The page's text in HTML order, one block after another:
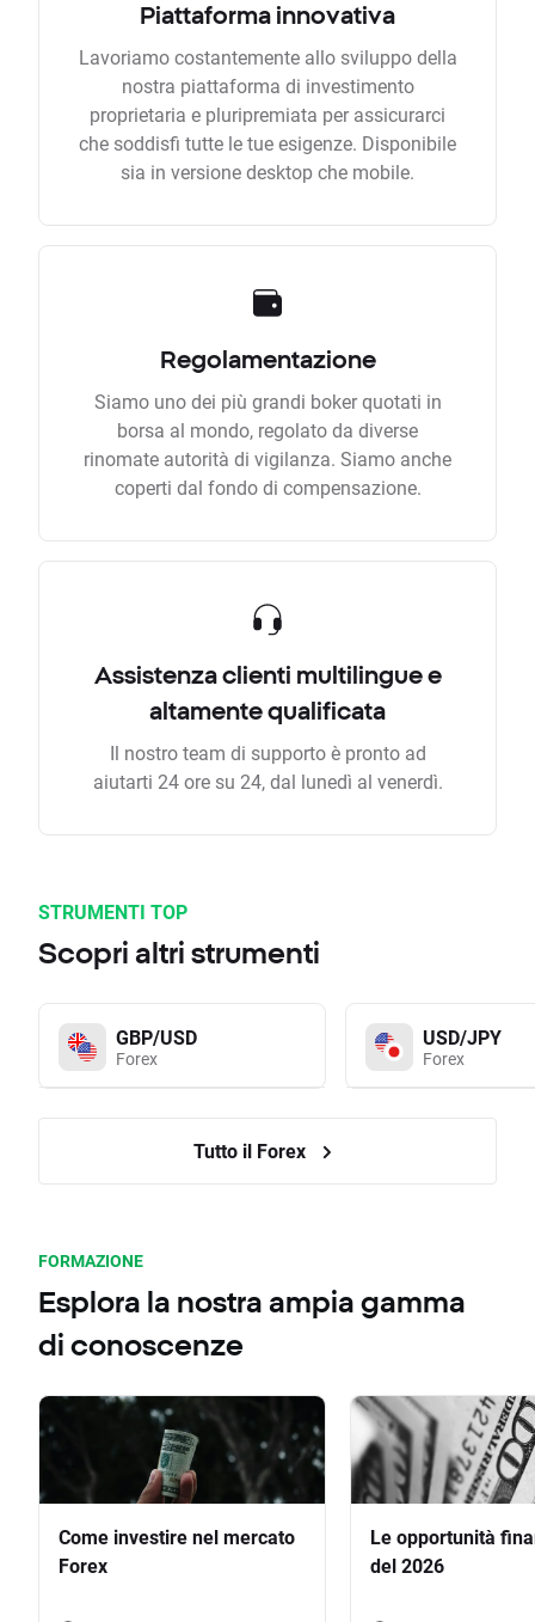
Piattaforma innovativa
Lavoriamo costantemente allo sviluppo della
nostra piattaforma di investimento
proprietaria e pluripremiata per assicurarci
che soddisfi tutte le tue esigenze. Disponibile
sia in versione desktop che mobile.
Regolamentazione
Siamo uno dei più grandi boker quotati in
borsa al mondo, regolato da diverse
rinomate autorità di vigilanza. Siamo anche
coperti dal fondo di compensazione.
Assistenza clienti multilingue e
altamente qualificata
Il nostro team di supporto è pronto ad
aiutarti 24 ore su 24, dal lunedì al venerdì.
STRUMENTI TOP
Scopri altri strumenti
GBP/USD
Forex
USD/JPY
Forex
Tutto il Forex
FORMAZIONE
Esplora la nostra ampia gamma
di conoscenze
Come investire nel mercato
Forex
Le opportunità
del 2026